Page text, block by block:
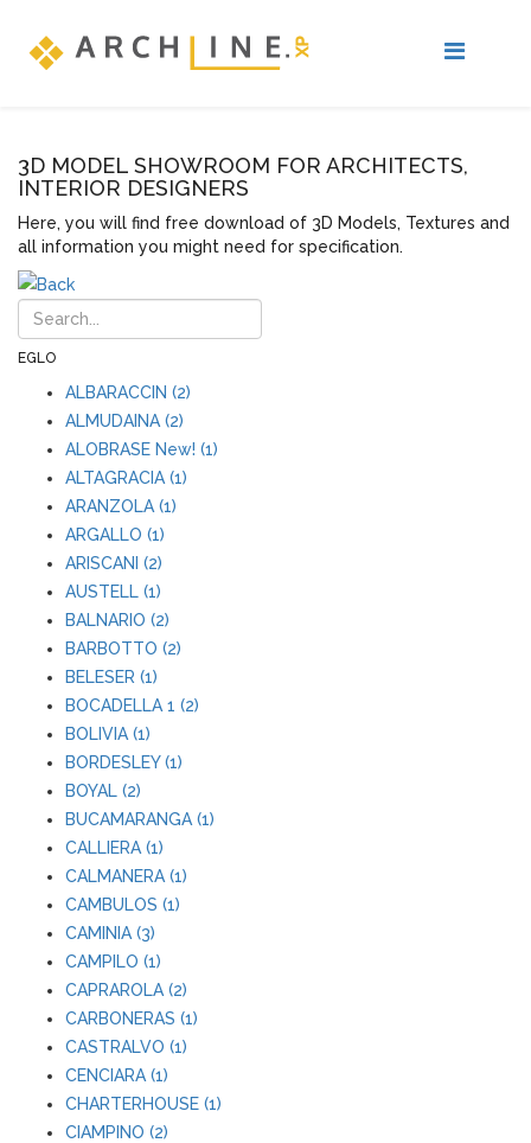
3D MODEL SHOWROOM FOR ARCHITECTS,
INTERIOR DESIGNERS
Here, you will find free download of 3D Models, Textures and
all information you might need for specification.
EGLO
ALBARACCIN (2)
ALMUDAINA (2)
ALOBRASE New! (1)
ALTAGRACIA (1)
ARANZOLA (1)
ARGALLO (1)
ARISCANI (2)
AUSTELL (1)
BALNARIO (2)
BARBOTTO (2)
BELESER (1)
BOCADELLA 1 (2)
BOLIVIA (1)
BORDESLEY (1)
BOYAL (2)
BUCAMARANGA (1)
CALLIERA (1)
CALMANERA (1)
CAMBULOS (1)
CAMINIA (3)
CAMPILO (1)
CAPRAROLA (2)
CARBONERAS (1)
CASTRALVO (1)
CENCIARA (1)
CHARTERHOUSE (1)
CIAMPINO (2)